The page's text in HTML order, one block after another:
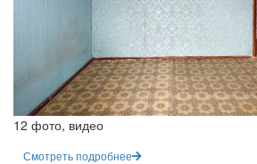
12 фото, видео
Смотреть подробнее